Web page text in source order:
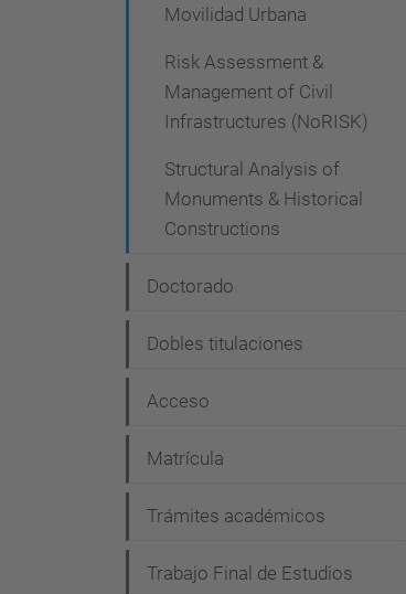
Movilidad Urbana
Risk Assessment &
Management of Civil
Infrastructures (NoRISK)
Structural Analysis of
Monuments & Historical
Constructions
Doctorado
Dobles titulaciones
Acceso
Matrícula
Trámites académicos
Trabajo Final de Estudios